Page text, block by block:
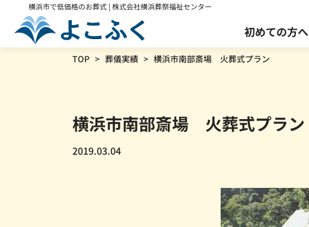
横浜市で低価格のお葬式 | 株式会社横浜葬祭福祉センター
初めての方へ
葬儀保険「千の風」
通常 168,300円
118,300
介護・医療関係者様へ
TOP 葬儀実績 横浜市南部斎場 火葬式プラン
横浜市南部斎場 火葬式プラン
2019.03.04